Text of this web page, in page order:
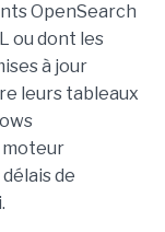
OpenSearch
ou dont les
à jour
leurs tableaux
moteur
de